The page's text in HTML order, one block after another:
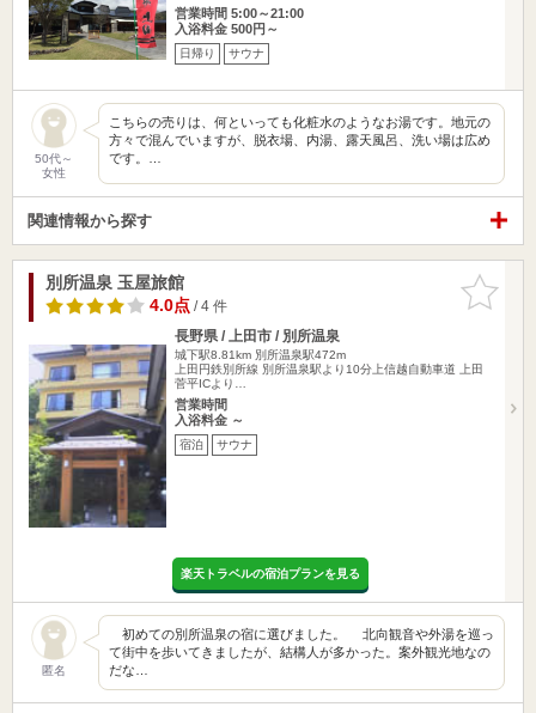
営業時間 5:00～21:00
入浴料金 500円～
日帰り サウナ
50代～
女性
こちらの売りは、何といっても化粧水のようなお湯です。地元の
方々で混んでいますが、脱衣場、内湯、露天風呂、洗い場は広め
です。…
関連情報から探す
お気に入
りに追加
別所温泉 玉屋旅館
4.0点/ 4 件
長野県 / 上田市 / 別所温泉
城下駅8.81km 別所温泉駅472m
上田円鉄別所線 別所温泉駅より10分上信越自動車道 上田
菅平ICより…
営業時間
入浴料金 ～
宿泊 サウナ
楽天トラベルの宿泊プランを見る
匿名
初めての別所温泉の宿に選びました。 北向観音や外湯を巡っ
て街中を歩いてきましたが、結構人が多かった。案外観光地なの
だな…